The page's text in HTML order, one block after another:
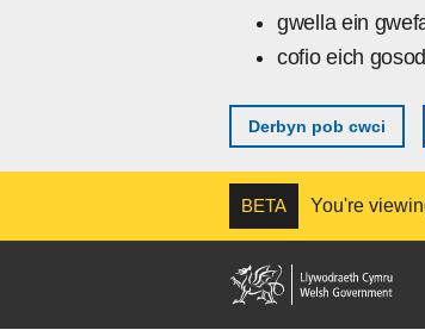
gwella ein
cofio eich
Derbyn pob cwci
BETA You're